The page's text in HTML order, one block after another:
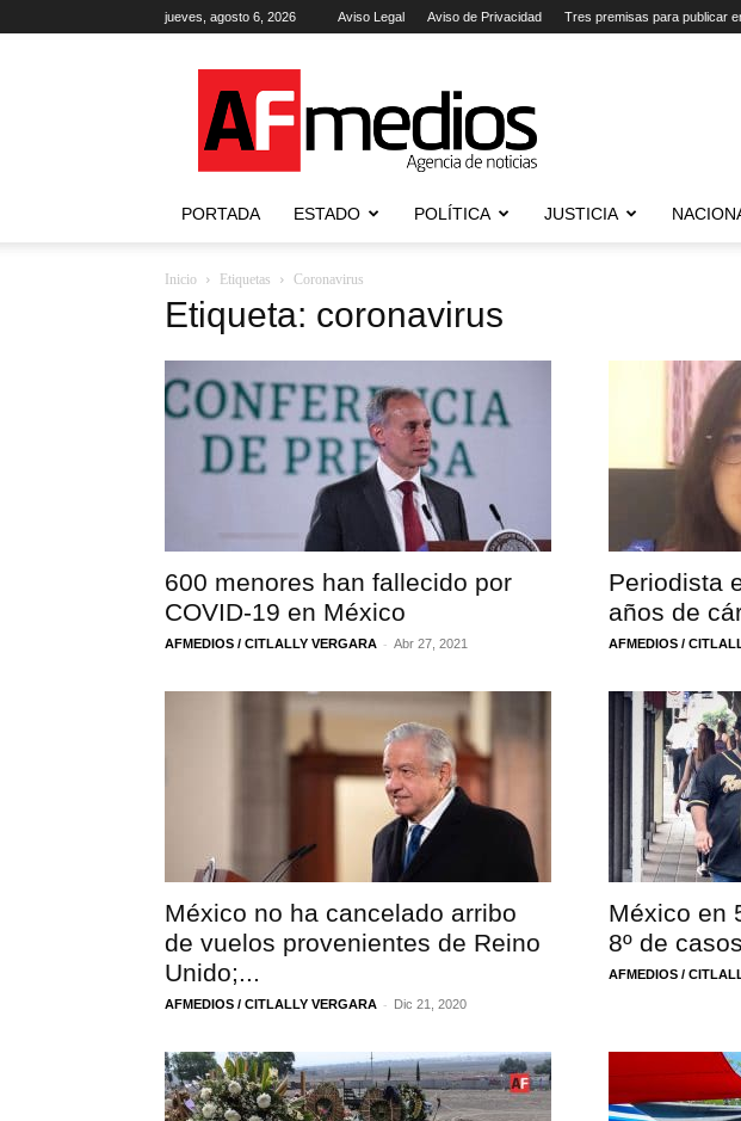
jueves, agosto 6, 2026 Aviso Legal Aviso de Privacidad Tres premisas para publicar
Agencia
de
Noticias
PORTADA ESTADO POLÍTICA JUSTICIA
Inicio Etiquetas Coronavirus
Etiqueta: coronavirus
600 menores han fallecido por
COVID-19 en México
AFMEDIOS / CITLALLY VERGARA - Abr 27, 2021
Periodista
años de
AFMEDIOS /
México no ha cancelado arribo
de vuelos provenientes de Reino
Unido;...
AFMEDIOS / CITLALLY VERGARA - Dic 21, 2020
México en
8º de
AFMEDIOS /